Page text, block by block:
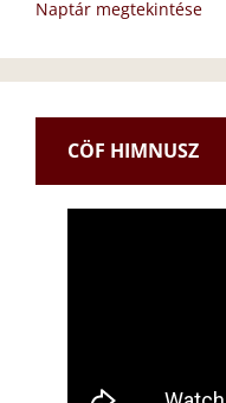
Naptár megtekintése
CÖF HIMNUSZ